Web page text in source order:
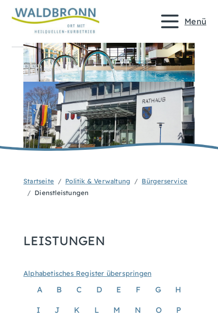
Menü
Startseite Politik & Verwaltung
Bürgerservice
Dienstleistungen
LEISTUNGEN
Alphabetisches Register überspringen
A B C D E F G H
I J K L M N O P